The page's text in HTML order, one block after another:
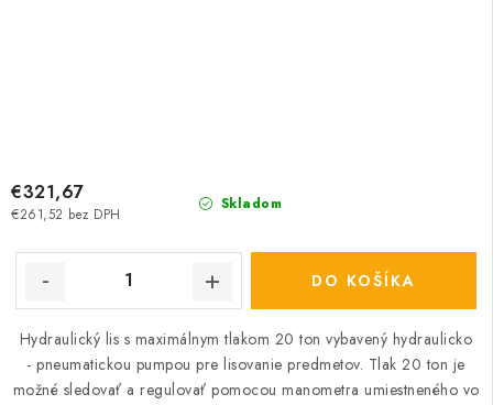
Skladom
€261,52 bez DPH
€321,67
DO KOŠÍKA
Hydraulický lis s maximálnym tlakom 20 ton vybavený hydraulicko
- pneumatickou pumpou pre lisovanie predmetov. Tlak 20 ton je
možné sledovať a regulovať pomocou manometra umiestneného vo